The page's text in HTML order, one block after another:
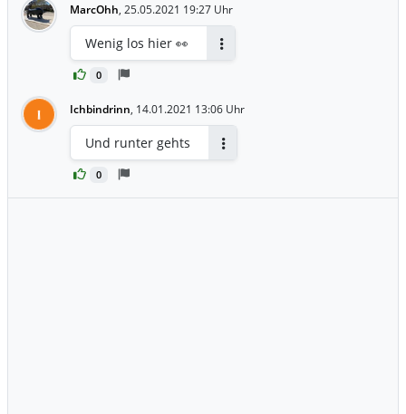
MarcOhh, 25.05.2021 19:27 Uhr
0
Wenig los hier 👀
I Ichbindrinn, 14.01.2021 13:06 Uhr
0
Und runter gehts